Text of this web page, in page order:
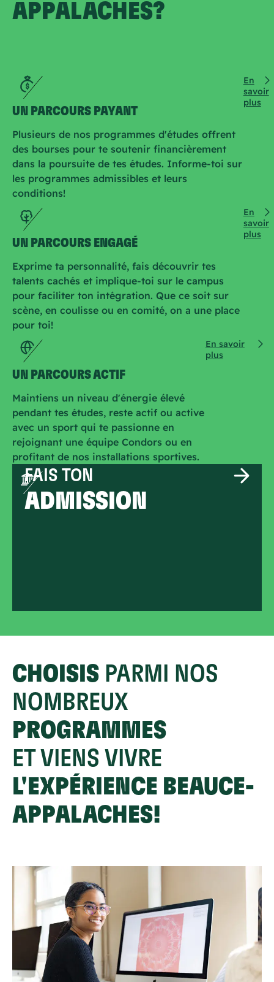
APPALACHES?
UN PARCOURS PAYANT
Plusieurs de nos programmes d'études offrent
des bourses pour te soutenir financièrement
dans la poursuite de tes études. Informe-toi sur
les programmes admissibles et leurs
conditions!
En
savoir
plus
UN PARCOURS ENGAGÉ
Exprime ta personnalité, fais découvrir tes
talents cachés et implique-toi sur le campus
pour faciliter ton intégration. Que ce soit sur
scène, en coulisse ou en comité, on a une place
pour toi!
En
savoir
plus
UN PARCOURS ACTIF
Maintiens un niveau d'énergie élevé
pendant tes études, reste actif ou active
avec un sport qui te passionne en
rejoignant une équipe Condors ou en
profitant de nos installations sportives.
En savoir
plus
FAIS TON
ADMISSION
CHOISIS PARMI NOS
NOMBREUX
PROGRAMMES
ET VIENS VIVRE
L'EXPÉRIENCE BEAUCE-
APPALACHES!